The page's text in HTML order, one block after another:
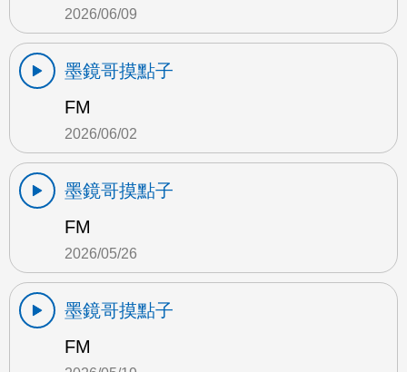
2026/06/09
墨鏡哥摸點子
FM
2026/06/02
墨鏡哥摸點子
FM
2026/05/26
墨鏡哥摸點子
FM